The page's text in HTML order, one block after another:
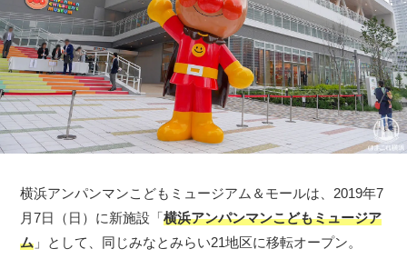
横浜アンパンマンこどもミュージアム＆モールは、2019年7
月7日（日）に新施設「横浜アンパンマンこどもミュージア
ム 」として、同じみなとみらい21地区に移転オープン。